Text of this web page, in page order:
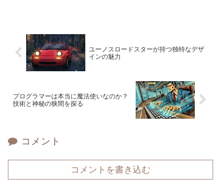
ユーノスロードスターが持つ独特なデザ
インの魅力
プログラマーは本当に魔法使いなのか？
技術と神秘の狭間を探る
コメント
コメントを書き込む